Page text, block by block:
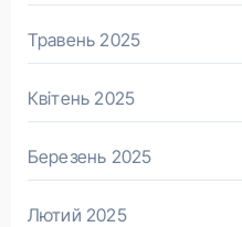
Травень 2025
Квітень 2025
Березень 2025
Лютий 2025